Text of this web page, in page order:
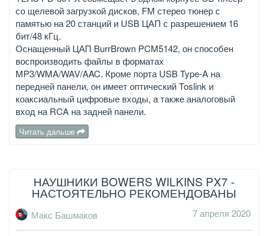
со щелевой загрузкой дисков, FM стерео тюнер с
памятью на 20 станций и USB ЦАП с разрешением 16
бит/48 кГц.
Оснащенный ЦАП BurrBrown PCM5142, он способен
воспроизводить файлы в форматах
MP3/WMA/WAV/AAC. Кроме порта USB Type-A на
передней панели, он имеет оптический Toslink и
коаксиальный цифровые входы, а также аналоговый
вход на RCA на задней панели.
Читать дальше
НАУШНИКИ BOWERS WILKINS PX7 -
НАСТОЯТЕЛЬНО РЕКОМЕНДОВАНЫ
Макс Башмаков 7 апреля 2020